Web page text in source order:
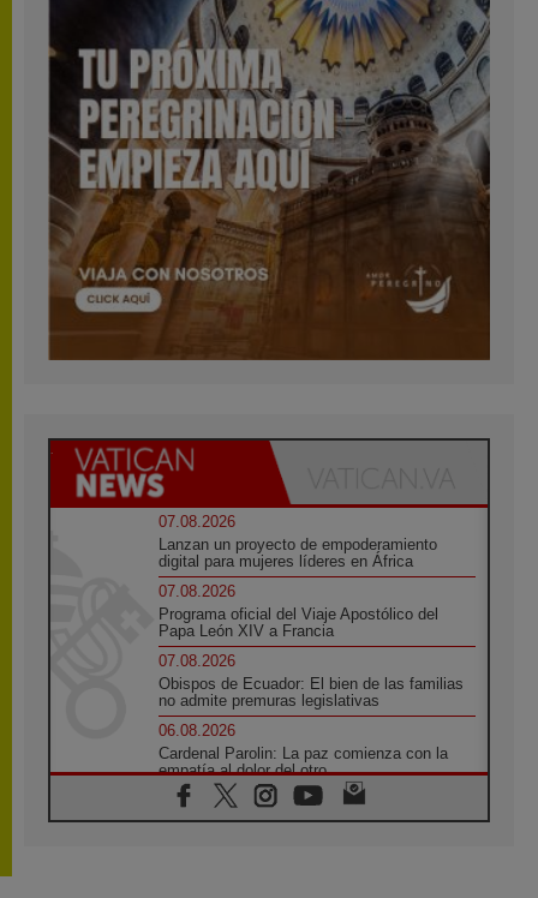
07.08.2026
Lanzan un proyecto de empoderamiento
digital para mujeres líderes en África
07.08.2026
Programa oficial del Viaje Apostólico del
Papa León XIV a Francia
07.08.2026
Obispos de Ecuador: El bien de las familias
no admite premuras legislativas
06.08.2026
Cardenal Parolin: La paz comienza con la
empatía al dolor del otro
06.08.2026
Fray Marco Vianelli: Aprender el Evangelio